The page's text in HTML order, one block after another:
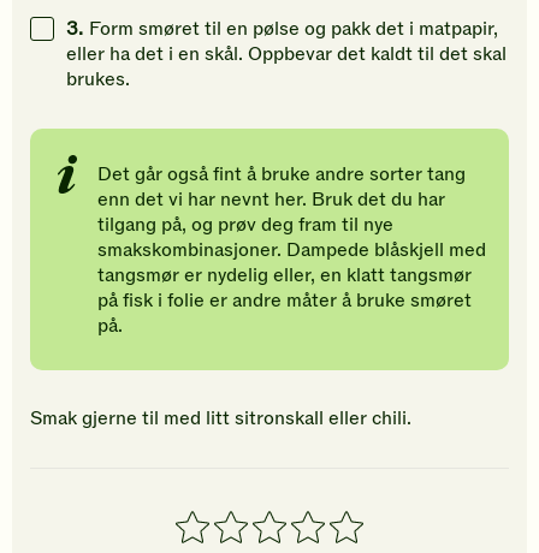
3. Form smøret til en pølse og pakk det i matpapir,
eller ha det i en skål. Oppbevar det kaldt til det skal
brukes.
Det går også fint å bruke andre sorter tang
enn det vi har nevnt her. Bruk det du har
tilgang på, og prøv deg fram til nye
smakskombinasjoner. Dampede blåskjell med
tangsmør er nydelig eller, en klatt tangsmør
på fisk i folie er andre måter å bruke smøret
på.
Smak gjerne til med litt sitronskall eller chili.
1
stjerner
2
stjerner
3
stjerner
4
stjerner
5
stjerner